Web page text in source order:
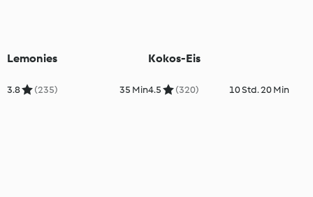
Lemonies
3.8 (235) 35 Min
Kokos-Eis
4.5 (320) 10 Std. 20 Min